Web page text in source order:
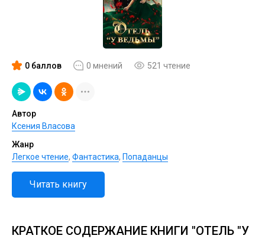
0 баллов 0 мнений 521 чтение
Автор
Ксения Власова
Жанр
Легкое чтение, Фантастика, Попаданцы
Читать книгу
КРАТКОЕ СОДЕРЖАНИЕ КНИГИ "ОТЕЛЬ "У